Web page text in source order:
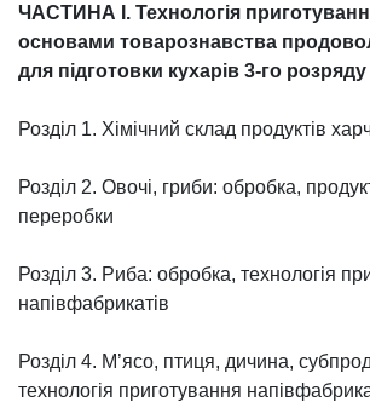
ЧАСТИНА І. Технологія
основами товарознавства
для підготовки кухарів 3-го розряду
Розділ 1. Хімічний склад продуктів
Розділ 2. Овочі, гриби: обробка,
переробки
Розділ 3. Риба: обробка, технологія
напівфабрикатів
Розділ 4. М’ясо, птиця, дичина,
технологія приготування